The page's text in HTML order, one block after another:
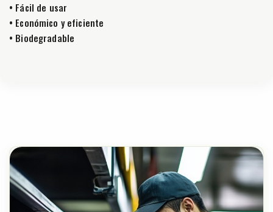
• Fácil de usar
• Económico y eficiente
• Biodegradable